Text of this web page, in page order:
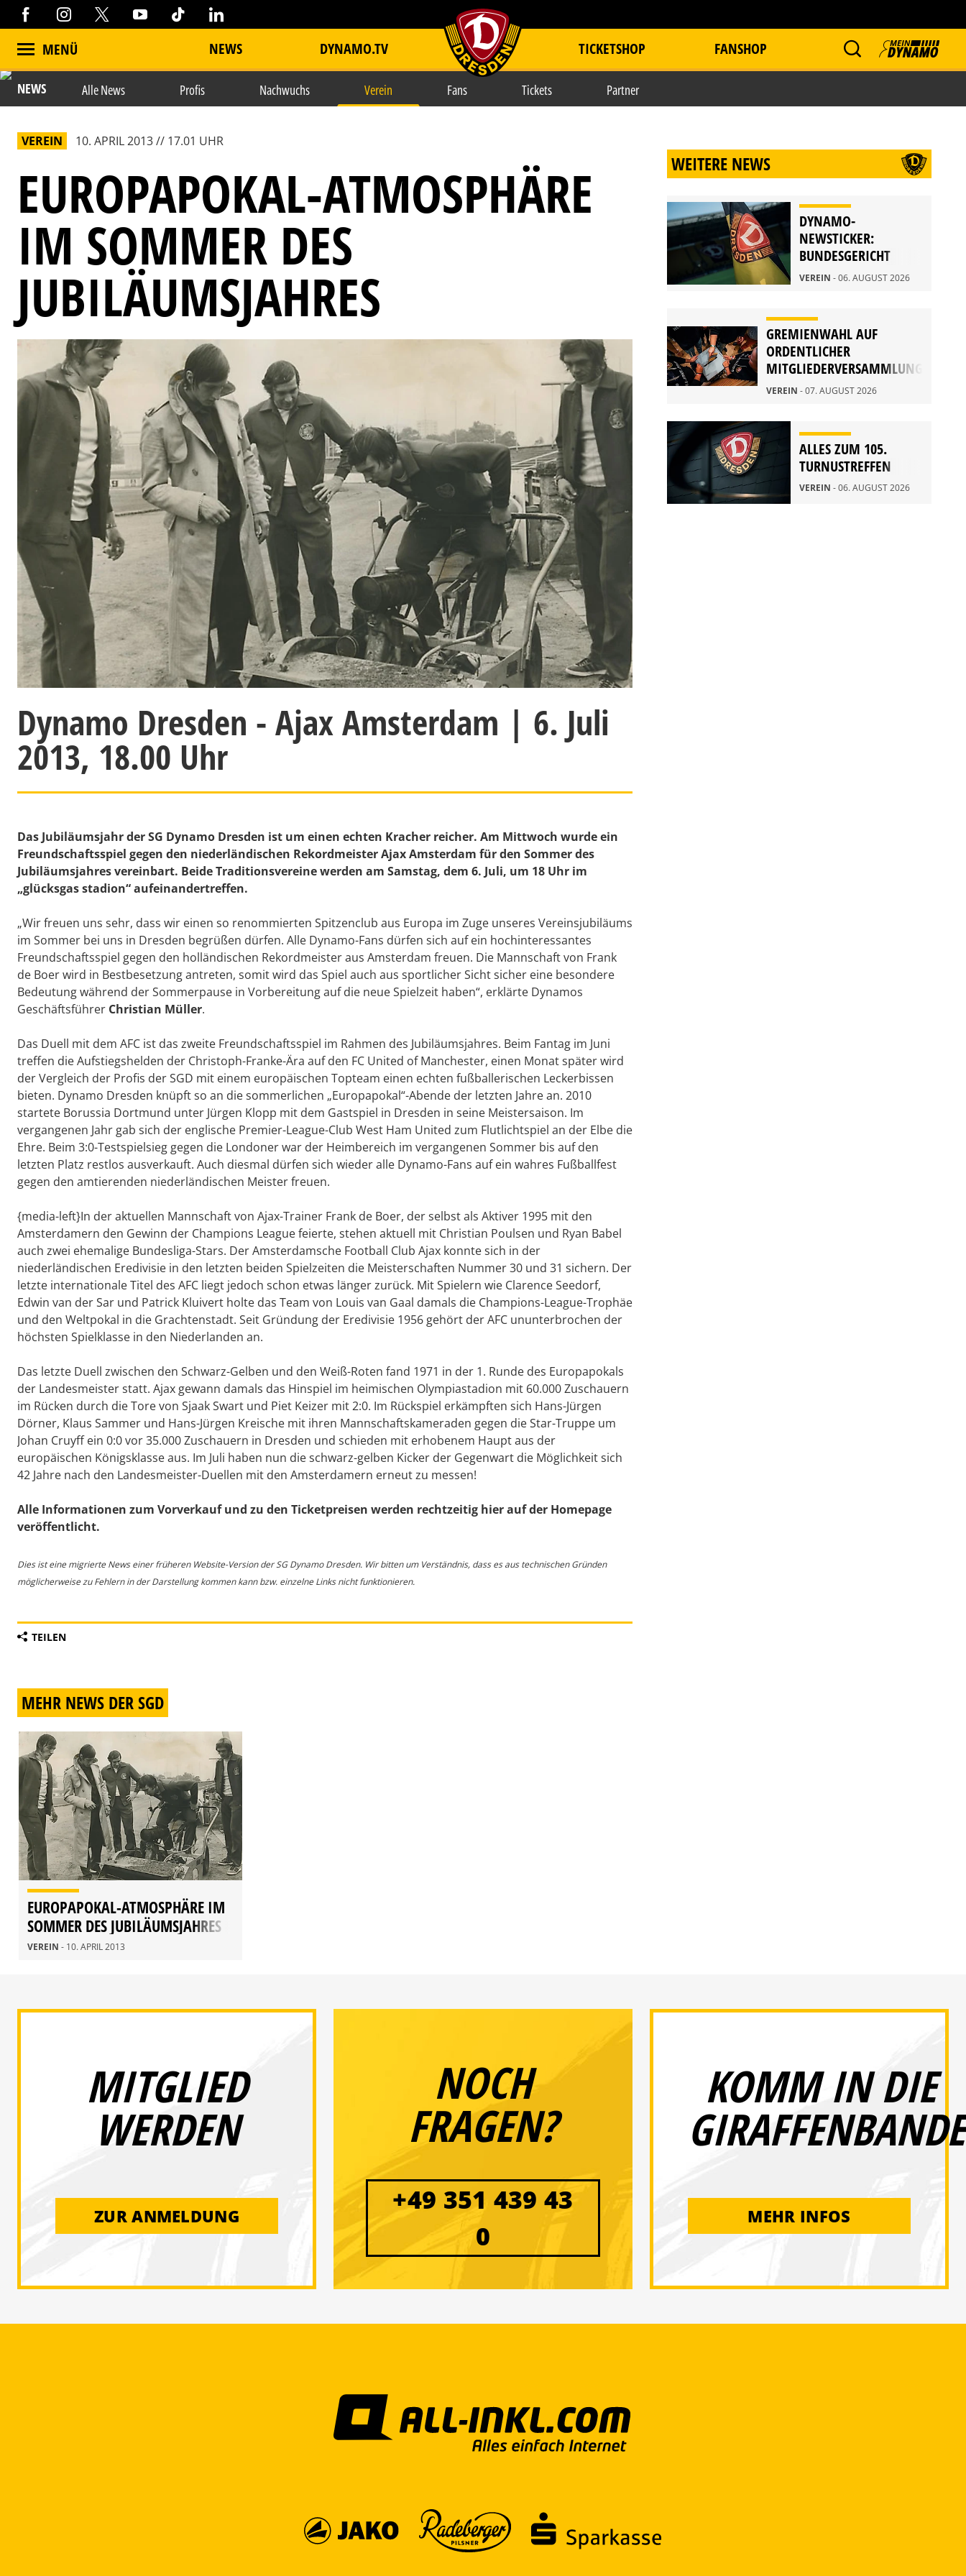
MENÜ NEWS DYNAMO.TV item.title TICKETSHOP FANSHOP
NEWS Alle News Profis Nachwuchs Verein Fans Tickets Partner
VEREIN 10. APRIL 2013 // 17.01 UHR
EUROPAPOKAL-ATMOSPHÄRE
IM SOMMER DES
JUBILÄUMSJAHRES
Dynamo Dresden - Ajax Amsterdam | 6. Juli
2013, 18.00 Uhr
Das Jubiläumsjahr der SG Dynamo Dresden ist um einen echten Kracher reicher. Am Mittwoch wurde ein
Freundschaftsspiel gegen den niederländischen Rekordmeister Ajax Amsterdam für den Sommer des
Jubiläumsjahres vereinbart. Beide Traditionsvereine werden am Samstag, dem 6. Juli, um 18 Uhr im
„glücksgas stadion“ aufeinandertreffen.
„Wir freuen uns sehr, dass wir einen so renommierten Spitzenclub aus Europa im Zuge unseres Vereinsjubiläums
im Sommer bei uns in Dresden begrüßen dürfen. Alle Dynamo-Fans dürfen sich auf ein hochinteressantes
Freundschaftsspiel gegen den holländischen Rekordmeister aus Amsterdam freuen. Die Mannschaft von Frank
de Boer wird in Bestbesetzung antreten, somit wird das Spiel auch aus sportlicher Sicht sicher eine besondere
Bedeutung während der Sommerpause in Vorbereitung auf die neue Spielzeit haben“, erklärte Dynamos
Geschäftsführer Christian Müller.
Das Duell mit dem AFC ist das zweite Freundschaftsspiel im Rahmen des Jubiläumsjahres. Beim Fantag im Juni
treffen die Aufstiegshelden der Christoph-Franke-Ära auf den FC United of Manchester, einen Monat später wird
der Vergleich der Profis der SGD mit einem europäischen Topteam einen echten fußballerischen Leckerbissen
bieten. Dynamo Dresden knüpft so an die sommerlichen „Europapokal“-Abende der letzten Jahre an. 2010
startete Borussia Dortmund unter Jürgen Klopp mit dem Gastspiel in Dresden in seine Meistersaison. Im
vergangenen Jahr gab sich der englische Premier-League-Club West Ham United zum Flutlichtspiel an der Elbe die
Ehre. Beim 3:0-Testspielsieg gegen die Londoner war der Heimbereich im vergangenen Sommer bis auf den
letzten Platz restlos ausverkauft. Auch diesmal dürfen sich wieder alle Dynamo-Fans auf ein wahres Fußballfest
gegen den amtierenden niederländischen Meister freuen.
{media-left}In der aktuellen Mannschaft von Ajax-Trainer Frank de Boer, der selbst als Aktiver 1995 mit den
Amsterdamern den Gewinn der Champions League feierte, stehen aktuell mit Christian Poulsen und Ryan Babel
auch zwei ehemalige Bundesliga-Stars. Der Amsterdamsche Football Club Ajax konnte sich in der
niederländischen Eredivisie in den letzten beiden Spielzeiten die Meisterschaften Nummer 30 und 31 sichern. Der
letzte internationale Titel des AFC liegt jedoch schon etwas länger zurück. Mit Spielern wie Clarence Seedorf,
Edwin van der Sar und Patrick Kluivert holte das Team von Louis van Gaal damals die Champions-League-Trophäe
und den Weltpokal in die Grachtenstadt. Seit Gründung der Eredivisie 1956 gehört der AFC ununterbrochen der
höchsten Spielklasse in den Niederlanden an.
Das letzte Duell zwischen den Schwarz-Gelben und den Weiß-Roten fand 1971 in der 1. Runde des Europapokals
der Landesmeister statt. Ajax gewann damals das Hinspiel im heimischen Olympiastadion mit 60.000 Zuschauern
im Rücken durch die Tore von Sjaak Swart und Piet Keizer mit 2:0. Im Rückspiel erkämpften sich Hans-Jürgen
Dörner, Klaus Sammer und Hans-Jürgen Kreische mit ihren Mannschaftskameraden gegen die Star-Truppe um
Johan Cruyff ein 0:0 vor 35.000 Zuschauern in Dresden und schieden mit erhobenem Haupt aus der
europäischen Königsklasse aus. Im Juli haben nun die schwarz-gelben Kicker der Gegenwart die Möglichkeit sich
42 Jahre nach den Landesmeister-Duellen mit den Amsterdamern erneut zu messen!
Alle Informationen zum Vorverkauf und zu den Ticketpreisen werden rechtzeitig hier auf der Homepage
veröffentlicht.
Dies ist eine migrierte News einer früheren Website-Version der SG Dynamo Dresden. Wir bitten um Verständnis, dass es aus technischen Gründen
möglicherweise zu Fehlern in der Darstellung kommen kann bzw. einzelne Links nicht funktionieren.
TEILEN
WEITERE NEWS
DYNAMO-
NEWSTICKER:
BUNDESGERICHT
WEIST BERUFUNG
VEREIN - 06. AUGUST 2026
GREMIENWAHL AUF
ORDENTLICHER
MITGLIEDERVERSAMMLUNG
2026
VEREIN - 07. AUGUST 2026
ALLES ZUM 105.
TURNUSTREFFEN
VEREIN - 06. AUGUST 2026
MEHR NEWS DER SGD
EUROPAPOKAL-ATMOSPHÄRE IM
SOMMER DES JUBILÄUMSJAHRES
VEREIN - 10. APRIL 2013
MITGLIED
WERDEN
ZUR ANMELDUNG
NOCH
FRAGEN?
+49 351 439 43
0
KOMM IN DIE
GIRAFFENBANDE
MEHR INFOS